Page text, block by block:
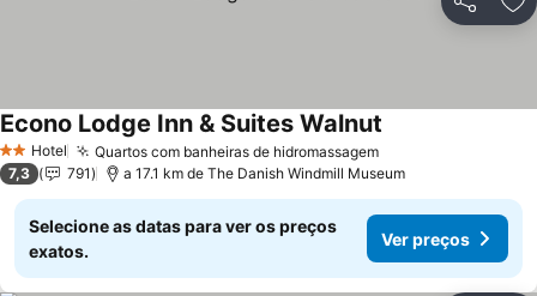
Partilhar
2 Estrelas
Hotel Quartos com banheiras de hidromassagem
Econo Lodge Inn & Suites Walnut
7,3 791 a 17.1 km de The Danish Windmill Museum
Selecione as datas para ver os preços
exatos.
Ver preços